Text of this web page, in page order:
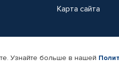
Карта сайта
товаров Автопрофи.
Узнайте больше в нашей